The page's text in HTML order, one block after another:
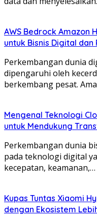
AWS Bedrock Amazon
untuk Bisnis Digital
Perkembangan dunia
dipengaruhi oleh
berkembang pesat.
Mengenal Teknologi
untuk Mendukung
Perkembangan dunia
pada teknologi digital
kecepatan, keamanan,…
Kupas Tuntas Xiaomi
dengan Ekosistem